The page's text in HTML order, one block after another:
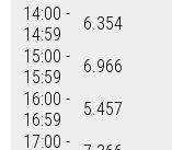
14:00 -
14:59
6.354
15:00 -
15:59
6.966
16:00 -
16:59
5.457
17:00 -